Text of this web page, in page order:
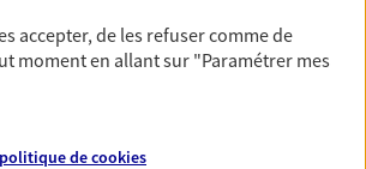
accepter, de les refuser comme de
moment en allant sur "Paramétrer mes
decookies